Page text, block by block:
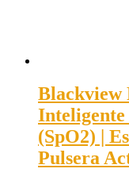
Blackview
(SpO2) |
Pulsera